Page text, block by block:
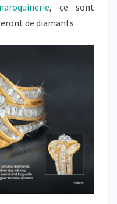
, ce sont
de diamants.